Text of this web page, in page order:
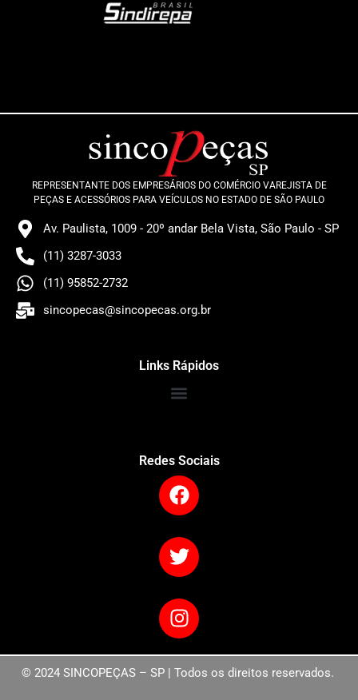
REPRESENTANTE DOS EMPRESÁRIOS DO COMÉRCIO VAREJISTA DE
PEÇAS E ACESSÓRIOS PARA VEÍCULOS NO ESTADO DE SÃO PAULO
Av. Paulista, 1009 - 20º andar Bela Vista, São Paulo - SP
(11) 3287-3033
(11) 95852-2732
sincopecas@sincopecas.org.br
Links Rápidos
Redes Sociais
© 2024 SINCOPEÇAS – SP | Todos os direitos reservados.